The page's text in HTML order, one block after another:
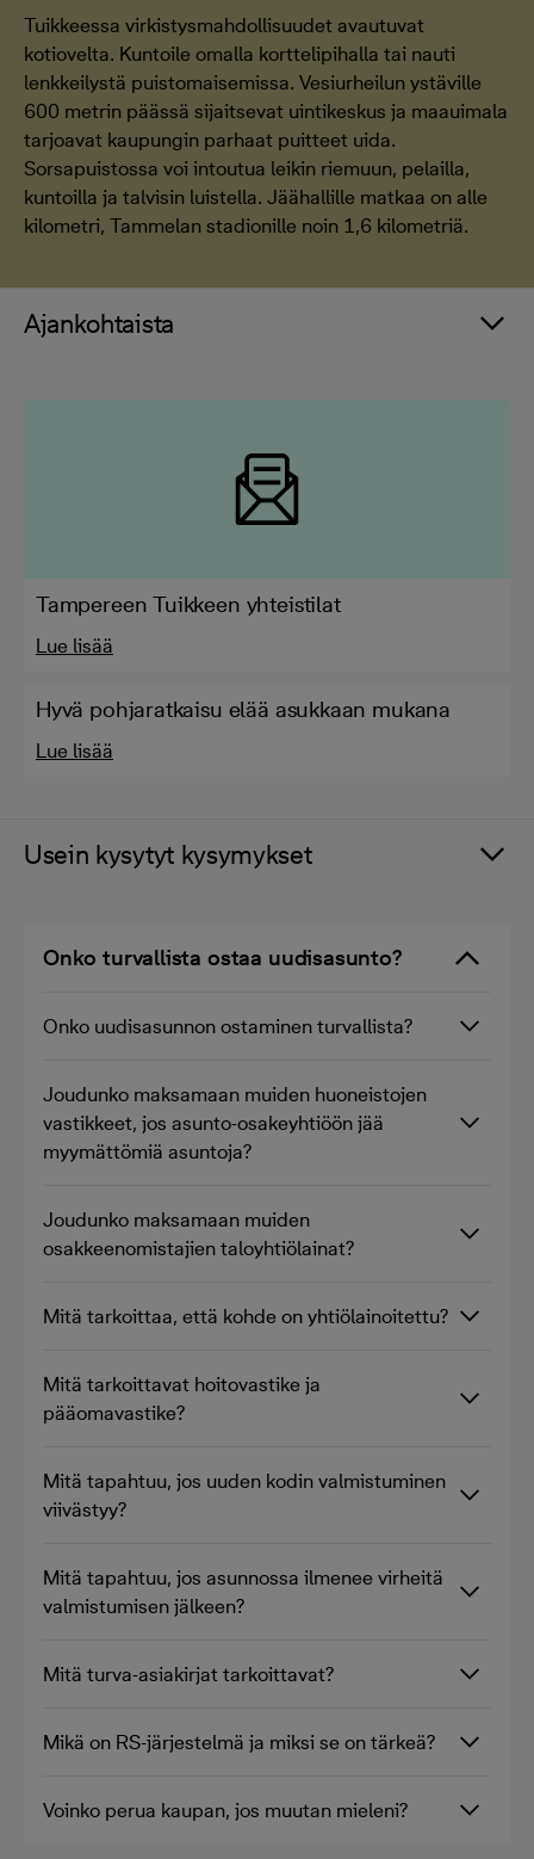
Tuikkeessa virkistysmahdollisuudet avautuvat
kotiovelta. Kuntoile omalla korttelipihalla tai nauti
lenkkeilystä puistomaisemissa. Vesiurheilun ystäville
600 metrin päässä sijaitsevat uintikeskus ja maauimala
tarjoavat kaupungin parhaat puitteet uida.
Sorsapuistossa voi intoutua leikin riemuun, pelailla,
kuntoilla ja talvisin luistella. Jäähallille matkaa on alle
kilometri, Tammelan stadionille noin 1,6 kilometriä.
Ajankohtaista
Tampereen Tuikkeen yhteistilat
Lue lisää
Hyvä pohjaratkaisu elää asukkaan mukana
Lue lisää
Usein kysytyt kysymykset
Onko turvallista ostaa uudisasunto?
Onko uudisasunnon ostaminen turvallista?
Joudunko maksamaan muiden huoneistojen
vastikkeet, jos asunto-osakeyhtiöön jää
myymättömiä asuntoja?
Joudunko maksamaan muiden
osakkeenomistajien taloyhtiölainat?
Mitä tarkoittaa, että kohde on yhtiölainoitettu?
Mitä tarkoittavat hoitovastike ja
pääomavastike?
Mitä tapahtuu, jos uuden kodin valmistuminen
viivästyy?
Mitä tapahtuu, jos asunnossa ilmenee virheitä
valmistumisen jälkeen?
Mitä turva-asiakirjat tarkoittavat?
Mikä on RS-järjestelmä ja miksi se on tärkeä?
Voinko perua kaupan, jos muutan mieleni?